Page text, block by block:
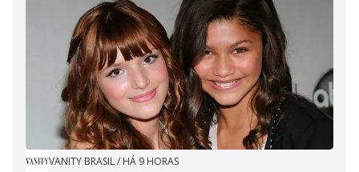
VANITY BRASIL/ HÁ 9 HORAS